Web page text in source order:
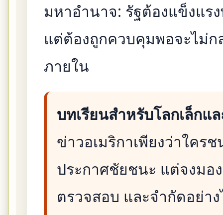
มหาอำนาจ: รัฐต้องแข็งแร
แต่ต้องถูกควบคุมพอจะไม่ก
ภายใน
บทเรียนสำหรับโลกเล็กแ
ข่าวอเมริกาเพียงว่าใคร
ประกาศชัยชนะ แต่จงมอ
ตรวจสอบ และจำกัดอย่า